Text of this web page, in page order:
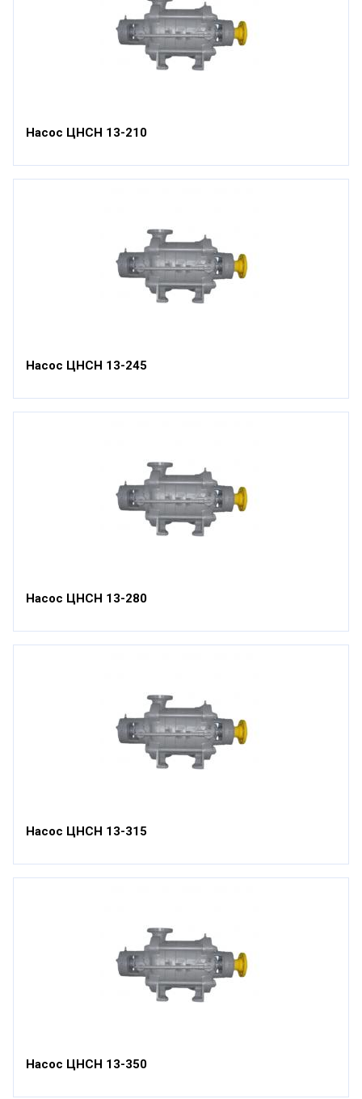
Насос ЦНСН 13-210
Насос ЦНСН 13-245
Насос ЦНСН 13-280
Насос ЦНСН 13-315
Насос ЦНСН 13-350